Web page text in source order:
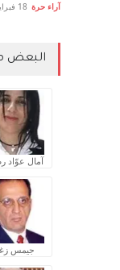
آراء حرة 18 فبراير، 2023
البعض
آمال عوّاد
جيمس